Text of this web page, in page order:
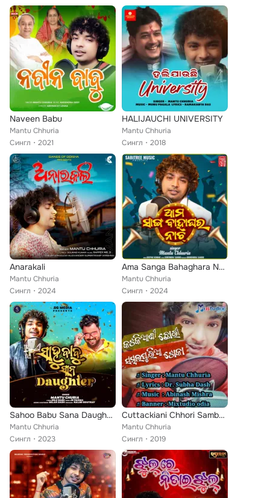
Naveen Babu
Mantu Chhuria
Сингл
2021
HALIJAUCHI UNIVERSITY
Mantu Chhuria
Сингл
2018
Anarakali
Mantu Chhuria
Сингл
2024
Ama Sanga Bahaghara Nach
Mantu Chhuria
Сингл
2024
Sahoo Babu Sana Daughter
Mantu Chhuria
Сингл
2023
Cuttackiani Chhori Sambalpuria Toka
Mantu Chhuria
Сингл
2019